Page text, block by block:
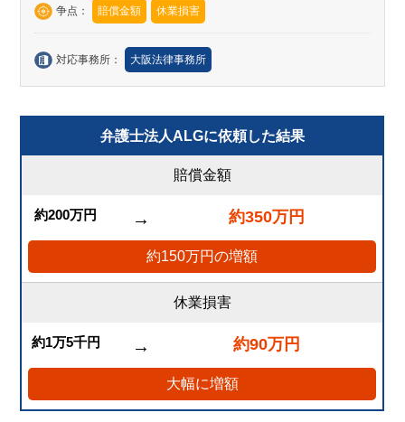
争点： 賠償金額 休業損害
対応事務所： 大阪法律事務所
弁護士法人ALGに依頼した結果
賠償金額
約200万円 → 約350万円
約150万円の増額
休業損害
約1万5千円 → 約90万円
大幅に増額